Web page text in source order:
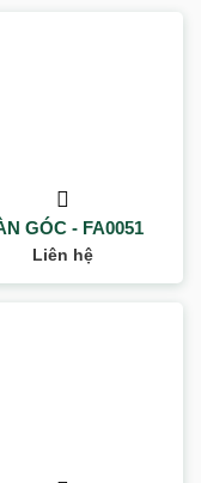
GÓC - FA0051
Liên hệ